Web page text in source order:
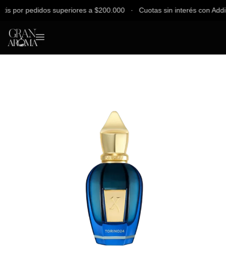
pedidos superiores a $200.000 ∙ Cuotas sin interés con Addi,